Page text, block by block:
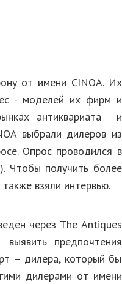
от имени CINOA. Их
- моделей их фирм и
антиквариата и
выбрали дилеров из
Опрос проводился в
Чтобы получить более
взяли интервью.
через The Antiques
предпочтения
– дилера, который бы
дилерами от имени